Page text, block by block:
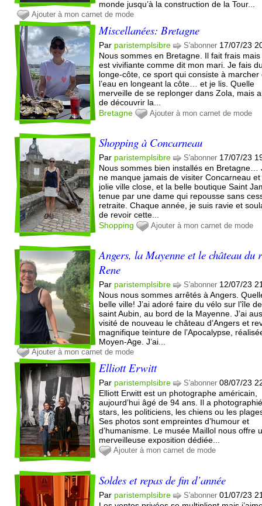
monde jusqu’à la construction de la Tour...
Ajouter à mon carnet de mode
Miscellanées: Bretagne
Par paristemplsibre S'abonner 17/07/23
Nous sommes en Bretagne. Il fait frais mais
est vivifiante comme dit mon mari. Je fais
longe-côte, ce sport qui consiste à marcher
l’eau en longeant la côte… et je lis. Quelle
merveille de se replonger dans Zola, mais
de découvrir la...
Bretagne
Ajouter à mon carnet de mode
Shopping à Concarneau
Par paristemplsibre S'abonner 17/07/23
Nous sommes bien installés en Bretagne…
ne manque jamais de visiter Concarneau
jolie ville close, et la belle boutique Saint
tenue par une dame qui repousse sans
retraite. Chaque année, je suis ravie et
de revoir cette...
Shopping
Ajouter à mon carnet de mode
Angers, la Mayenne et le château du
Rene
Par paristemplsibre S'abonner 12/07/23
Nous nous sommes arrêtés à Angers.
belle ville! J’ai adoré faire du vélo sur l’île de
saint Aubin, au bord de la Mayenne. J’ai
visité de nouveau le château d’Angers et
magnifique teinture de l’Apocalypse,
Moyen-Age. J’ai...
Ajouter à mon carnet de mode
Elliott Erwitt
Par paristemplsibre S'abonner 08/07/23
Elliott Erwitt est un photographe américain,
aujourd’hui âgé de 94 ans. Il a
stars, les politiciens, les chiens ou les
Ses photos sont empreintes d’humour et
d’humanisme. Le musée Maillol nous offre
merveilleuse exposition dédiée...
Ajouter à mon carnet de mode
Soldes et repas de fin d’année
Par paristemplsibre S'abonner 01/07/23